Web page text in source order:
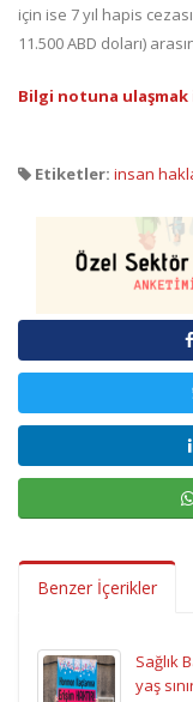
için ise 7 yıl hapis
11.500 ABD doları)
Bilgi notuna ulaşmak
Etiketler: insan
Benzer İçerikler
Sağlık
yaş